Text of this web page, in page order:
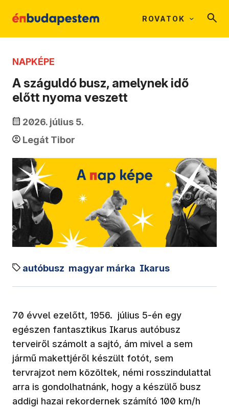
ROVATOK
NAPKÉPE
A száguldó busz, amelynek idő
előtt nyoma veszett
2026. július 5.
Legát Tibor
autóbusz magyar márka Ikarus
70 évvel ezelőtt, 1956. július 5-én egy
egészen fantasztikus Ikarus autóbusz
terveiről számolt a sajtó, ám mivel a sem
jármű makettjéről készült fotót, sem
tervrajzot nem közöltek, némi rosszindulattal
arra is gondolhatnánk, hogy a készülő busz
addigi hazai rekordernek számító 100 km/h